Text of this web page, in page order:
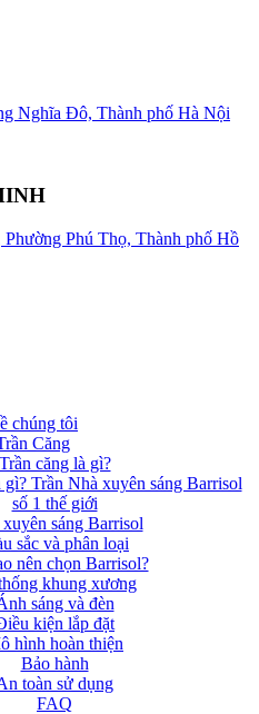
Nghĩa Đô, Thành phố Hà Nội
Phú Thọ, Thành phố Hồ
chúng tôi
Căng
Trần căng là gì?
gì? Trần Nhà xuyên sáng Barrisol
số 1 thế giới
sáng Barrisol
sắc và phân loại
nên chọn Barrisol?
khung xương
sáng và đèn
kiện lắp đặt
hình hoàn thiện
Bảo hành
toàn sử dụng
FAQ